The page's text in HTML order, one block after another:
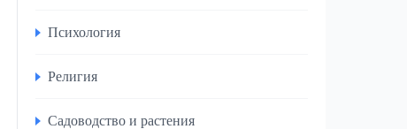
Психология
Религия
Садоводство и растения